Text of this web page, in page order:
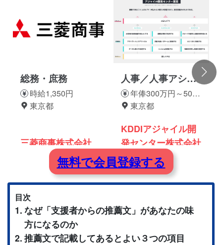
総務・庶務
時給1,350円
東京都
三菱商事株式会社
人事／人事アシス
タント
年俸300万円～500
万円
東京都
KDDIアジャイル開
発センター株式会社
無料で会員登録する
目次
なぜ「支援者からの推薦文」があなたの味
方になるのか
推薦文で記載してあるとよい３つの項目